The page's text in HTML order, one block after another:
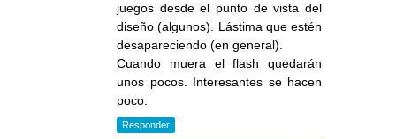
juegos desde el punto de vista del
diseño (algunos). Lástima que estén
desapareciendo (en general).
Cuando muera el flash quedarán
unos pocos. Interesantes se hacen
poco.
Responder